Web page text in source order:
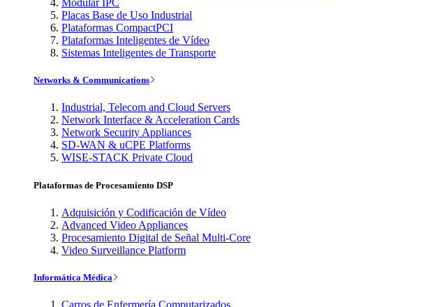
Modular IPC
Placas Base de Uso Industrial
Plataformas CompactPCI
Plataformas Inteligentes de Vídeo
Sistemas Inteligentes de Transporte
Networks & Communications
Industrial, Telecom and Cloud Servers
Network Interface & Acceleration Cards
Network Security Appliances
SD-WAN & uCPE Platforms
WISE-STACK Private Cloud
Plataformas de Procesamiento DSP
Adquisición y Codificación de Vídeo
Advanced Video Appliances
Procesamiento Digital de Señal Multi-Core
Video Surveillance Platform
Informática Médica
Carros de Enfermería Computarizados